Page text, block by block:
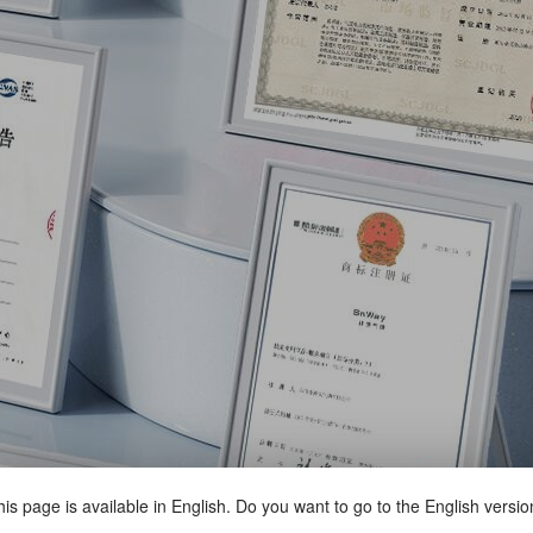
page is available in English. Do you want to go to the English